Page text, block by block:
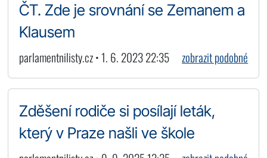
ČT. Zde je srovnání se Zemanem a
Klausem
parlamentnilisty.cz • 1. 6. 2023 22:35 zobrazit podobné
Zděšení rodiče si posílají leták,
který v Praze našli ve škole